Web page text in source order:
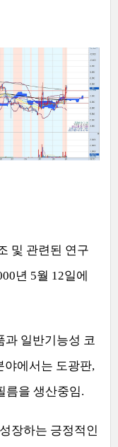
및 관련된 연구
년 5월 12일에
과 일반기능성 코
야에서는 도광판,
름을 생산중임.
장하는 긍정적인